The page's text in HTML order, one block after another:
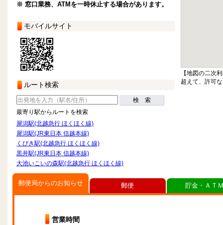
※ 窓口業務、ATMを一時休止する場合があります。
モバイルサイト
ルート検索
検 索
最寄り駅からルートを検索
犀潟駅(北越急行 ほくほく線)
犀潟駅(JR東日本 信越本線)
くびき駅(北越急行 ほくほく線)
黒井駅(JR東日本 信越本線)
大池いこいの森駅(北越急行 ほくほく線)
【地図の二次
超えて、許可
郵便局からのお知らせ
営業時間
郵便 貯金・ＡＴ